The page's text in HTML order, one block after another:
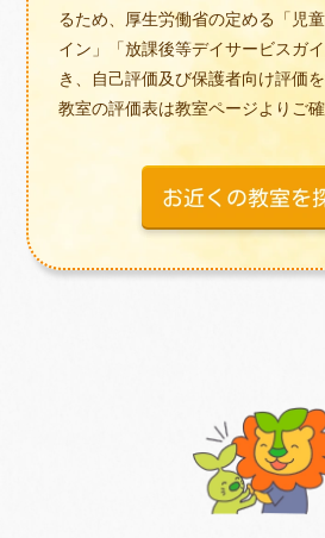
るため、厚生労働省の定める「児
イン」「放課後等デイサービスガ
き、自己評価及び保護者向け評価
教室の評価表は教室ページよりご確